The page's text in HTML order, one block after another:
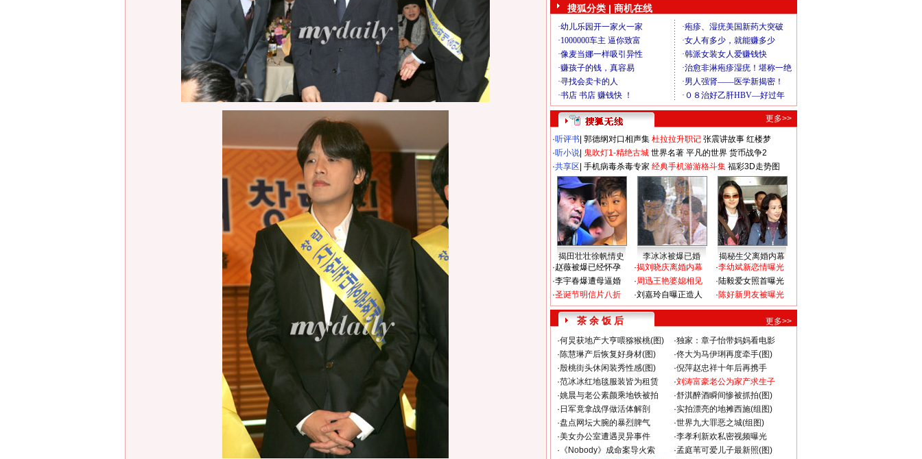
搜狐分类 | 商机在线
更多>>
·听评书 郭德纲对口相声集 杜拉拉升职记 张震讲故事 红楼梦
·听小说 鬼吹灯1-精绝古城 世界名著 平凡的世界 货币战争2
·共享区 手机病毒杀毒专家 经典手机游游格斗集 福彩3D走势图
揭田壮壮徐帆情史 李冰冰被爆已婚
揭秘生父离婚内幕
·赵薇被爆已经怀孕
·李宇春爆遭母逼婚
·圣诞节明信片八折
·揭刘晓庆离婚内幕
·周迅王艳婆媳相见
·刘嘉玲自曝正造人
·李幼斌新恋情曝光
·陆毅爱女照首曝光
·陈好新男友被曝光
茶 余 饭 后
更多>>
·何炅获地产大亨喂猕猴桃(图) ·独家：章子怡带妈妈看电影
·陈慧琳产后恢复好身材(图) ·佟大为马伊琍再度牵手(图)
·殷桃街头休闲装秀性感(图) ·倪萍赵忠祥十年后再携手
·范冰冰红地毯服装皆为租赁 ·刘涛富豪老公为家产求生子
·姚晨与老公素颜乘地铁被拍 ·舒淇醉酒瞬间惨被抓拍(图)
· 日军竟拿战俘做活体解剖 ·实拍漂亮的地摊西施(组图)
·盘点网坛大腕的暴烈脾气 ·世界九大罪恶之城(组图)
·美女办公室遭遇灵异事件 ·李孝利新欢私密视频曝光
· 《Nobody》成命案导火索 ·孟庭苇可爱儿子最新照(图)